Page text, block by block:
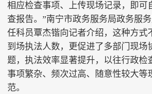
相应检查事项、上传现场记录，即可
查报告。”南宁市政务服务局政务服
任科员覃杰锴向记者介绍，这种方式
到场执法人数，更促进了多部门现场
题，执法效率显著提升，以往行政检
事项繁杂、频次过高、随意性较大等
范。